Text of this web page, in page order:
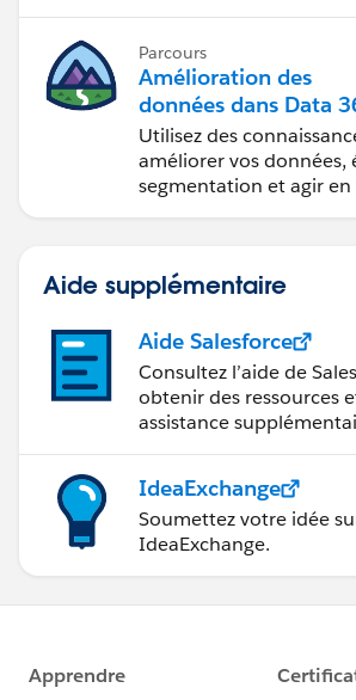
Parcours
Amélioration des
données dans Data
Utilisez des
améliorer vos données,
segmentation et agir
données.
Aide supplémentaire
Aide Salesforce
Consultez l’aide de
obtenir des ressources
assistance
IdeaExchange
Soumettez votre idée
IdeaExchange.